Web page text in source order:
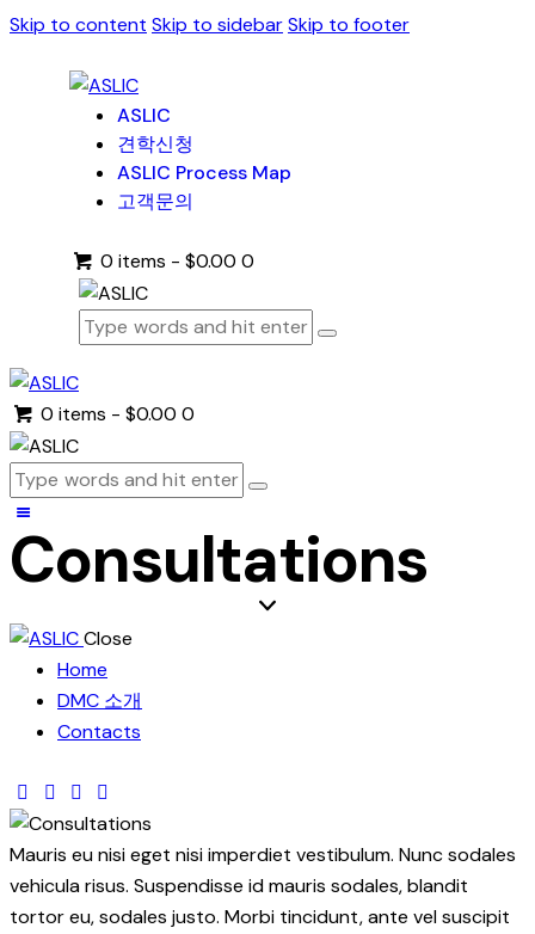
Skip to content Skip to sidebarSkip to footer
ASLIC
견학신청
ASLIC Process Map
고객문의
0 items -$0.00 0
0 items -$0.00 0
Consultations
Close
Home
DMC 소개
Contacts
Mauris eu nisi eget nisi imperdiet vestibulum. Nunc sodales
vehicula risus. Suspendisse id mauris sodales, blandit
tortor eu, sodales justo. Morbi tincidunt, ante vel suscipit